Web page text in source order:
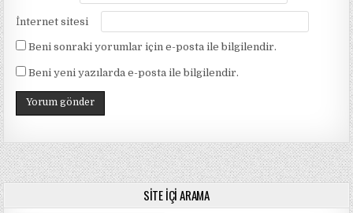
İnternet sitesi
Beni sonraki yorumlar için e-posta ile bilgilendir.
Beni yeni yazılarda e-posta ile bilgilendir.
SITE İÇI ARAMA